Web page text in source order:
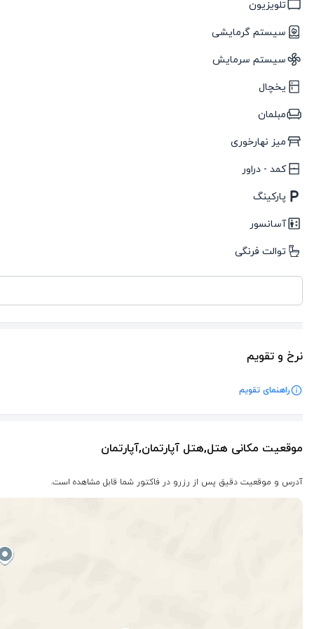
تلویزیون
سیستم گرمایشی
سیستم سرمایش
یخچال
مبلمان
میز نهارخوری
کمد - دراور
پارکینگ
آسانسور
توالت فرنگی
نرخ و تقویم
راهنمای تقویم
موقعیت مکانی هتل,هتل آپارتمان,آپارتمان
آدرس و موقعیت دقیق پس از رزرو در فاکتور شما قابل مشاهده است.